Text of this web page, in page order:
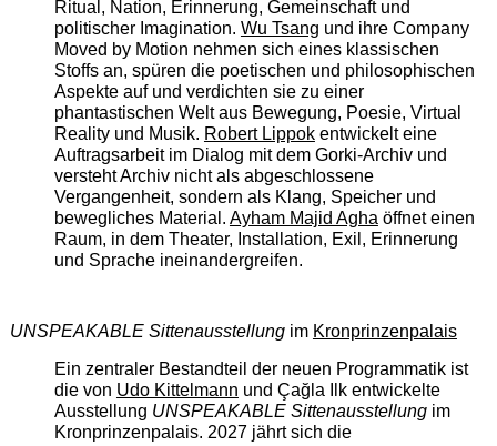
Ritual, Nation, Erinnerung, Gemeinschaft und
politischer Imagination. Wu Tsang und ihre Company
Moved by Motion nehmen sich eines klassischen
Stoffs an, spüren die poetischen und philosophischen
Aspekte auf und verdichten sie zu einer
phantastischen Welt aus Bewegung, Poesie, Virtual
Reality und Musik. Robert Lippokentwickelt eine
Auftragsarbeit im Dialog mit dem Gorki-Archiv und
versteht Archiv nicht als abgeschlossene
Vergangenheit, sondern als Klang, Speicher und
bewegliches Material. Ayham Majid Aghaöffnet einen
Raum, in dem Theater, Installation, Exil, Erinnerung
und Sprache ineinandergreifen.
UNSPEAKABLE Sittenausstellungim Kronprinzenpalais
Ein zentraler Bestandteil der neuen Programmatik ist
die von Udo Kittelmann und Çağla Ilk entwickelte
Ausstellung UNSPEAKABLE Sittenausstellungim
Kronprinzenpalais. 2027 jährt sich die